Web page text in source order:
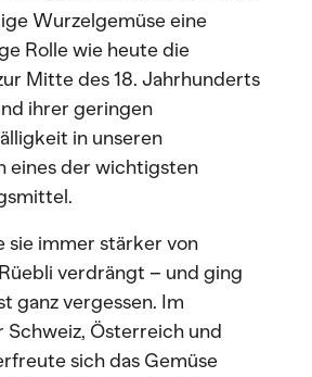
Wurzelgemüse eine
Rolle wie heute die
Mitte des 18. Jahrhunderts
ihrer geringen
in unseren
eines der wichtigsten
sie immer stärker von
verdrängt – und ging
ganz vergessen. Im
Schweiz, Österreich und
sich das Gemüse